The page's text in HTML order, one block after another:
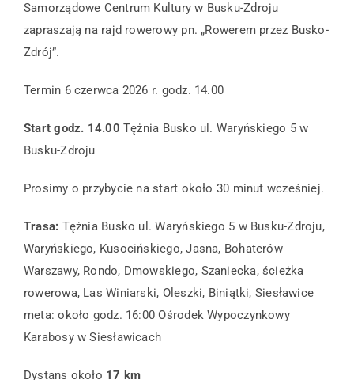
Samorządowe Centrum Kultury w Busku-Zdroju
zapraszają na rajd rowerowy pn. „Rowerem przez Busko-
Zdrój”.
Termin 6 czerwca 2026 r. godz. 14.00
Start godz. 14.00Tężnia Busko ul. Waryńskiego 5 w
Busku-Zdroju
Prosimy o przybycie na start około 30 minut wcześniej.
Trasa: Tężnia Busko ul. Waryńskiego 5 w Busku-Zdroju,
Waryńskiego, Kusocińskiego, Jasna, Bohaterów
Warszawy, Rondo, Dmowskiego, Szaniecka, ścieżka
rowerowa, Las Winiarski, Oleszki, Biniątki, Siesławice
meta: około godz. 16:00 Ośrodek Wypoczynkowy
Karabosy w Siesławicach
Dystans około 17 km